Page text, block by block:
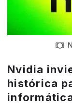
Nvidia
histórica